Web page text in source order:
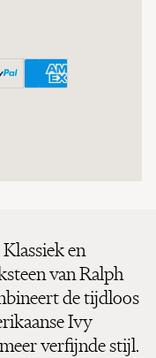
en
van Ralph
de tijdloos
Ivy
verfijnde stijl.